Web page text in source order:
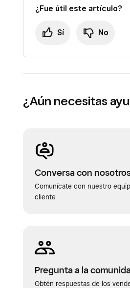
¿Fue útil este artículo?
Sí No
¿Aún necesitas
Conversa con
Comunícate con nuestro
cliente
Pregunta a la
Obtén respuestas de los